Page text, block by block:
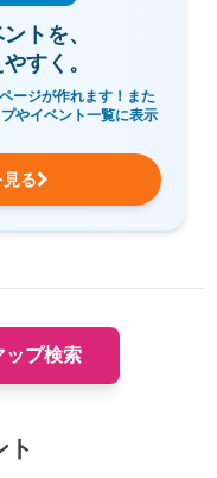
トを、
すく。
ージが作れます！また
やイベント一覧に表示
る
ップ検索
ト